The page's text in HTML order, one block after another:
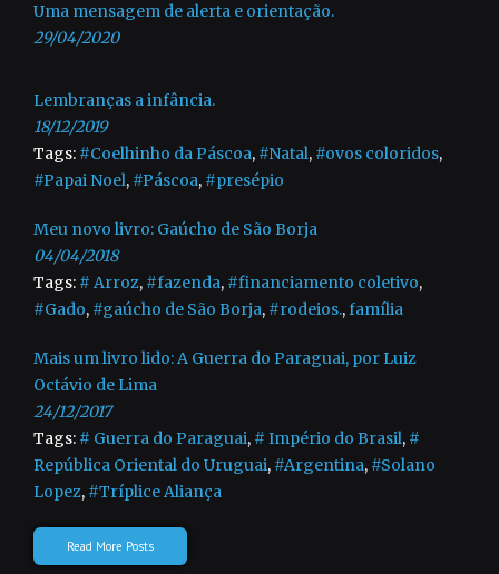
Uma mensagem de alerta e orientação.
29/04/2020
Lembranças a infância.
18/12/2019
Tags: #Coelhinho da Páscoa, #Natal, #ovos coloridos,
#Papai Noel, #Páscoa, #presépio
Meu novo livro: Gaúcho de São Borja
04/04/2018
Tags: # Arroz, #fazenda, #financiamento coletivo,
#Gado, #gaúcho de São Borja, #rodeios.,família
Mais um livro lido: A Guerra do Paraguai, por Luiz
Octávio de Lima
24/12/2017
Tags: # Guerra do Paraguai, # Império do Brasil, #
República Oriental do Uruguai, #Argentina, #Solano
Lopez, #Tríplice Aliança
Read More Posts